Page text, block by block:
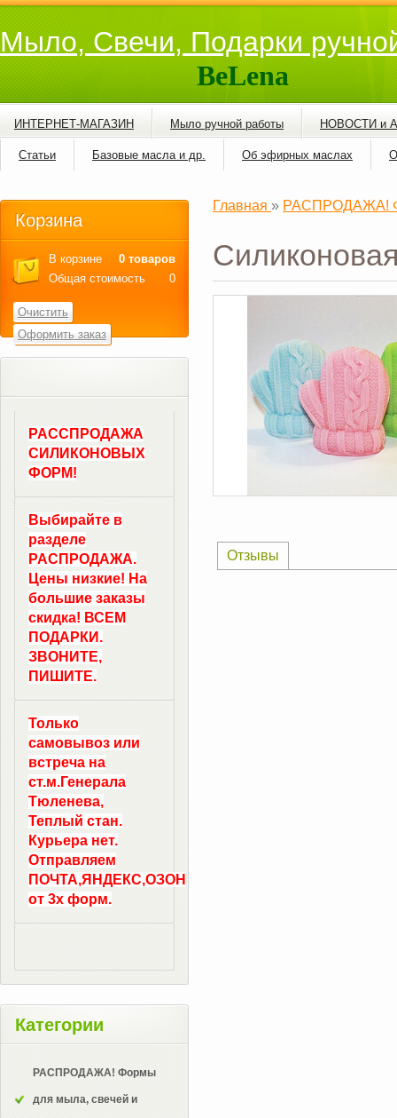
Мыло, Свечи, Подарки
BeLena
ИНТЕРНЕТ-МАГАЗИН Мыло ручной работы НОВОСТИ и
Статьи Базовые масла и др. Об эфирных маслах
Главная » РАСПРОДАЖА!
Отзывы
Корзина
В корзине
0 товаров
Общая стоимость
0
Очистить
Оформить заказ
РАССПРОДАЖА
СИЛИКОНОВЫХ
ФОРМ!
Выбирайте в
разделе
РАСПРОДАЖА.
Цены низкие! На
большие заказы
скидка! ВСЕМ
ПОДАРКИ.
ЗВОНИТЕ,
ПИШИТЕ.
Только
самовывоз или
встреча на
ст.м.Генерала
Тюленева,
Теплый стан.
Курьера нет.
Отправляем
ПОЧТА,ЯНДЕКС,ОЗОН
от 3х форм.
Категории
РАСПРОДАЖА! Формы
для мыла, свечей и